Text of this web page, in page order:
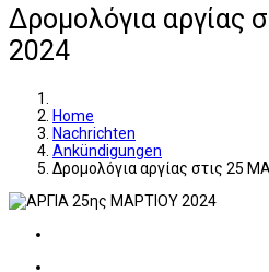
Δρομολόγια αργίας
2024
Home
Nachrichten
Ankündigungen
Δρομολόγια αργίας στις 25